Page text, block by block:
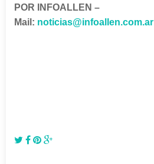
POR INFOALLEN –
Mail: noticias@infoallen.com.ar